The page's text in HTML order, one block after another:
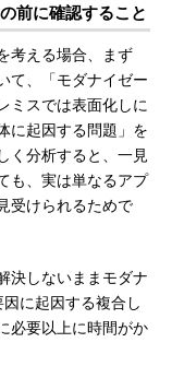
前に確認すること
考える場合、まず
て、「モダナイゼー
ミスでは表面化しに
に起因する問題」を
く分析すると、一見
も、実は単なるアプ
受けられるためで
決しないままモダナ
に起因する複合し
必要以上に時間がか